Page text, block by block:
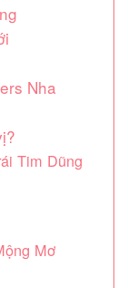
Nha
Tim Dũng
Mơ